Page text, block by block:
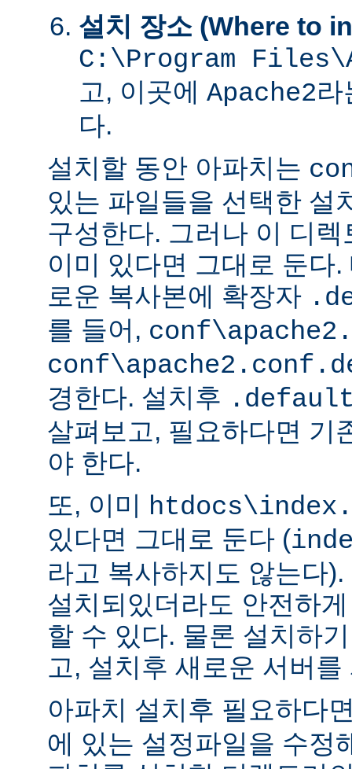
설치 장소 (Where to
C:\Program
고, 이곳에 Apache2라
다.
설치할 동안 아파치는
있는 파일들을 선택한 설
구성한다. 그러나 이 디
이미 있다면 그대로 둔다
로운 복사본에 확장자
를 들어,
경한다. 설치후
살펴보고, 필요하다면 기
야 한다.
또, 이미
있다면 그대로 둔다 (
라고 복사하지도 않는다
설치되있더라도 안전하
할 수 있다. 물론 설치하
고, 설치후 새로운 서버
아파치 설치후 필요하다
에 있는 설정파일을 수정